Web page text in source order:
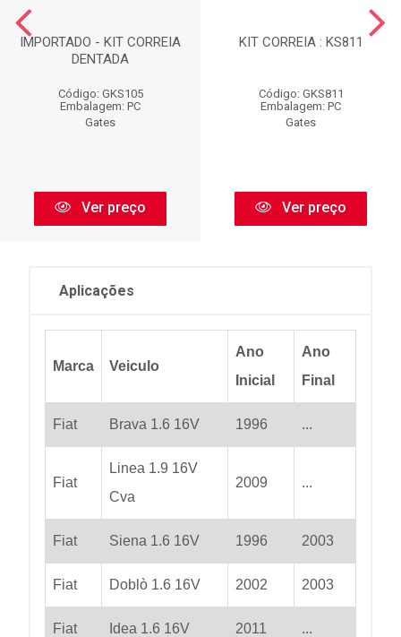
IMPORTADO - KIT CORREIA
DENTADA
Código: GKS105
Embalagem: PC
Gates
Ver preço
KIT CORREIA : KS811
Código: GKS811
Embalagem: PC
Gates
Ver preço
Aplicações
Marca Veiculo
Ano
Inicial
Ano
Final
Fiat Brava 1.6 16V 1996 ...
Fiat
Linea 1.9 16V
Cva
2009 ...
Fiat Siena 1.6 16V 1996 2003
Fiat Doblò 1.6 16V 2002 2003
Fiat Idea 1.6 16V 2011 ...